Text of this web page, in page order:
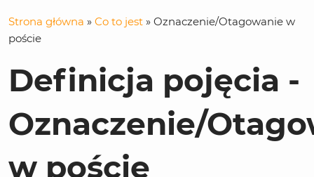
Strona główna » Co to jest » Oznaczenie/Otagowanie w
poście
Definicja pojęcia -
Oznaczenie/
w poście